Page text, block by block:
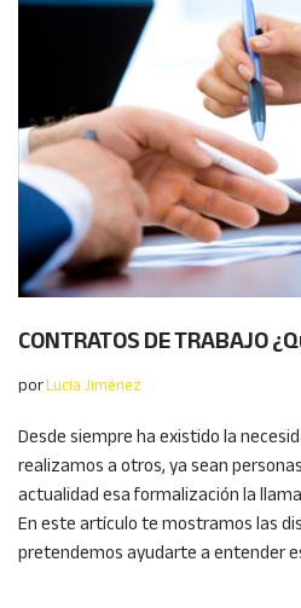
CONTRATOS DE TRABAJO
porLucia Jiménez
Desde siempre ha existido la
realizamos a otros, ya sean
actualidad esa formalización la
En este artículo te mostramos las
pretendemos ayudarte a entender